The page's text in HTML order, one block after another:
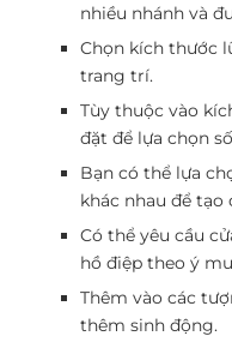
nhiều nhánh và
Chọn kích thước
trang trí.
Tùy thuộc vào
đặt để lựa chọn
Bạn có thể lựa
khác nhau để tạo
Có thể yêu cầu
hồ điệp theo ý
Thêm vào các
thêm sinh động.